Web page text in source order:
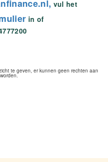
vul het
in of
te geven, er kunnen geen rechten aan